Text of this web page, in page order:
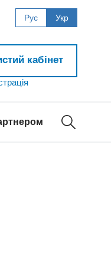
Рус Укр
кабінет